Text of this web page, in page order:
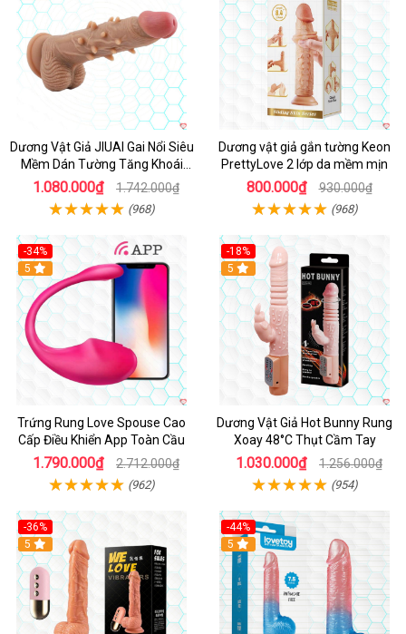
Dương Vật Giả JIUAI Gai Nổi Siêu
Mềm Dán Tường Tăng Khoái
Cảm
1.080.000₫ 1.742.000₫
(968)
Dương vật giả gắn tường Keon
PrettyLove 2 lớp da mềm mịn
800.000₫ 930.000₫
(968)
-34%
5
Trứng Rung Love Spouse Cao
Cấp Điều Khiển App Toàn Cầu
1.790.000₫ 2.712.000₫
(962)
-18%
Hot
5
Dương Vật Giả Hot Bunny Rung
Xoay 48°C Thụt Cầm Tay
1.030.000₫ 1.256.000₫
(954)
-36%
5
-44%
Hot
5